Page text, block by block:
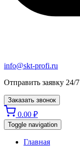
info@skt-profi.ru
Отправить заявку 24/7
Заказать звонок
0.00 ₽
Toggle navigation
Главная